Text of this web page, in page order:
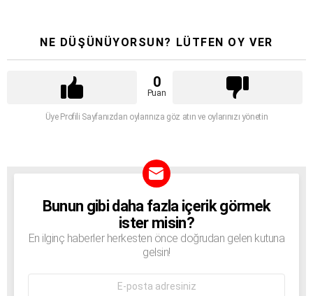
NE DÜŞÜNÜYORSUN? LÜTFEN OY VER
0
Puan
Üye Profili Sayfanızdan oylarınıza göz atın ve oylarınızı yönetin
BÜLTEN
Bunun gibi daha fazla içerik görmek
ister misin?
En ilginç haberler herkesten önce doğrudan gelen kutuna
gelsin!